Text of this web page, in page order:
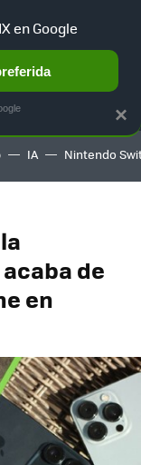
TERRITORIO
IA Nintendo
de
en
×
en Google